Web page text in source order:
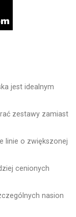
jest idealnym
zestawy zamiast
linie o zwiększonej
cenionych
nasion